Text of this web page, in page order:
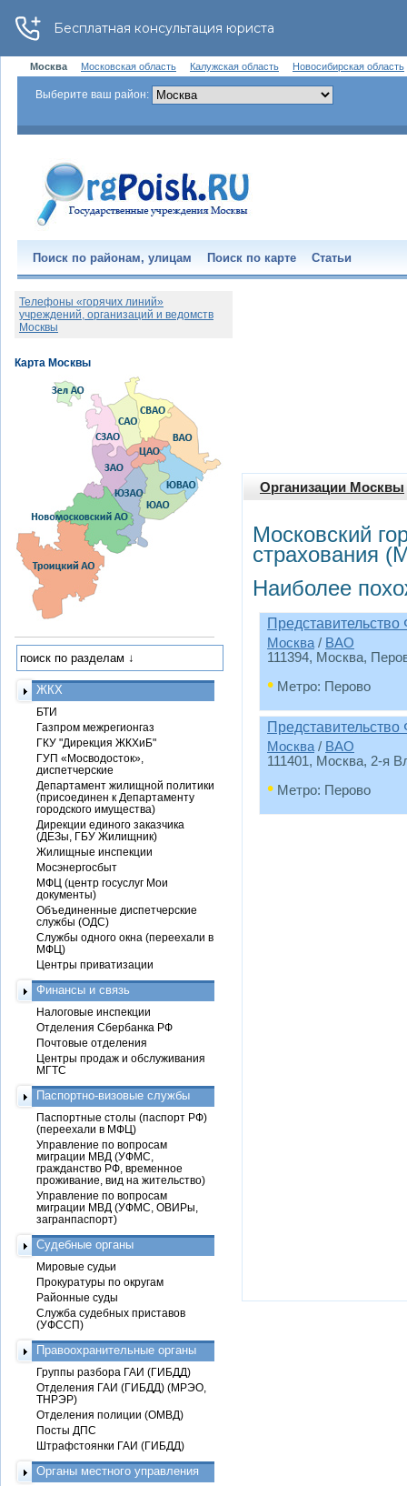
Москва Московская область Калужская область Новосибирская область
Выберите ваш район:
Поиск по районам, улицам Поиск по карте Статьи
Организации Москвы
Московский
страхования
Наиболее
Москва / ВАО
111394, Москва,
• Метро: Перово
Москва / ВАО
111401, Москва, 2-я
• Метро: Перово
Телефоны «горячих линий»
учреждений, организаций и ведомств
Москвы
ЖКХ
БТИ
Газпром межрегионгаз
ГКУ "Дирекция ЖКХиБ"
ГУП «Мосводосток»,
диспетчерские
Департамент жилищной политики
(присоединен к Департаменту
городского имущества)
Дирекции единого заказчика
(ДЕЗы, ГБУ Жилищник)
Жилищные инспекции
Мосэнергосбыт
МФЦ (центр госуслуг Мои
документы)
Объединенные диспетчерские
службы (ОДС)
Службы одного окна (переехали в
МФЦ)
Центры приватизации
Финансы и связь
Налоговые инспекции
Отделения Сбербанка РФ
Почтовые отделения
Центры продаж и обслуживания
МГТС
Паспортно-визовые службы
Паспортные столы (паспорт РФ)
(переехали в МФЦ)
Управление по вопросам
миграции МВД (УФМС,
гражданство РФ, временное
проживание, вид на жительство)
Управление по вопросам
миграции МВД (УФМС, ОВИРы,
загранпаспорт)
Судебные органы
Мировые судьи
Прокуратуры по округам
Районные суды
Служба судебных приставов
(УФССП)
Правоохранительные органы
Группы разбора ГАИ (ГИБДД)
Отделения ГАИ (ГИБДД) (МРЭО,
ТНРЭР)
Отделения полиции (ОМВД)
Посты ДПС
Штрафстоянки ГАИ (ГИБДД)
Органы местного управления